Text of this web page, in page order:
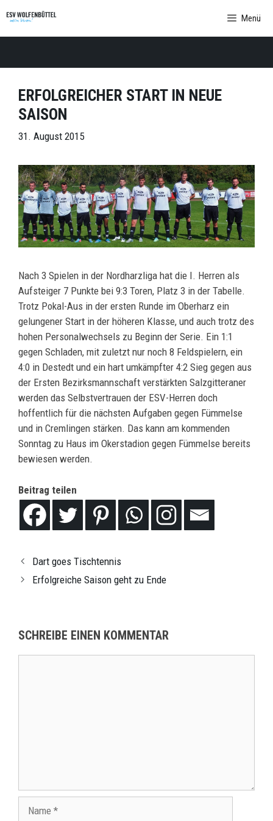
Inhalt
springen
Menü
ERFOLGREICHER START IN NEUE
SAISON
31. August 2015
Nach 3 Spielen in der Nordharzliga hat die I. Herren als
Aufsteiger 7 Punkte bei 9:3 Toren, Platz 3 in der Tabelle.
Trotz Pokal-Aus in der ersten Runde im Oberharz ein
gelungener Start in der höheren Klasse, und auch trotz des
hohen Personalwechsels zu Beginn der Serie. Ein 1:1
gegen Schladen, mit zuletzt nur noch 8 Feldspielern, ein
4:0 in Destedt und ein hart umkämpfter 4:2 Sieg gegen aus
der Ersten Bezirksmannschaft verstärkten Salzgitteraner
werden das Selbstvertrauen der ESV-Herren doch
hoffentlich für die nächsten Aufgaben gegen Fümmelse
und in Cremlingen stärken. Das kann am kommenden
Sonntag zu Haus im Okerstadion gegen Fümmelse bereits
bewiesen werden.
Beitrag teilen
Dart goes Tischtennis
Erfolgreiche Saison geht zu Ende
SCHREIBE EINEN KOMMENTAR